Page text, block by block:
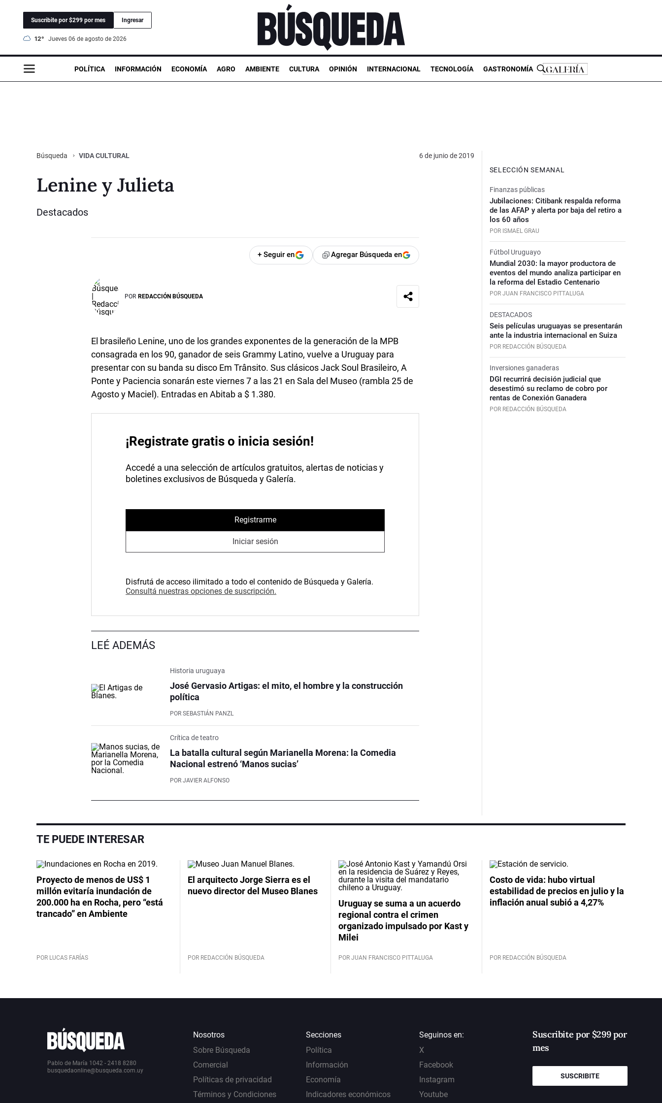
Suscribite por $299 por mes Ingresar
12° jueves 06 de agosto de 2026
POLÍTICA INFORMACIÓN ECONOMÍA AGRO AMBIENTE CULTURA OPINIÓN INTERNACIONAL TECNOLOGÍA GASTRONOMÍA
Búsqueda VIDA CULTURAL 6 de junio de 2019
Lenine y Julieta
Destacados
+ Seguir en Agregar Búsqueda en
POR REDACCIÓN BÚSQUEDA
El brasileño Lenine, uno de los grandes exponentes de la generación de la MPB
consagrada en los 90, ganador de seis Grammy Latino, vuelve a Uruguay para
presentar con su banda su disco Em Trânsito. Sus clásicos Jack Soul Brasileiro, A
Ponte y Paciencia sonarán este viernes 7 a las 21 en Sala del Museo (rambla 25 de
Agosto y Maciel). Entradas en Abitab a $ 1.380.
¡Registrate gratis o inicia sesión!
Accedé a una selección de artículos gratuitos, alertas de noticias y
boletines exclusivos de Búsqueda y Galería.
Registrarme
Iniciar sesión
Disfrutá de acceso ilimitado a todo el contenido de Búsqueda y Galería.
Consultá nuestras opciones de suscripción.
LEÉ ADEMÁS
Historia uruguaya
José Gervasio Artigas: el mito, el hombre y la construcción
política
POR SEBASTIÁN PANZL
Crítica de teatro
La batalla cultural según Marianella Morena: la Comedia
Nacional estrenó ‘Manos sucias’
POR JAVIER ALFONSO
SELECCIÓN SEMANAL
Finanzas públicas
Jubilaciones: Citibank respalda reforma
de las AFAP y alerta por baja del retiro a
los 60 años
POR ISMAEL GRAU
Fútbol Uruguayo
Mundial 2030: la mayor productora de
eventos del mundo analiza participar en
la reforma del Estadio Centenario
POR JUAN FRANCISCO PITTALUGA
DESTACADOS
Seis películas uruguayas se presentarán
ante la industria internacional en Suiza
POR REDACCIÓN BÚSQUEDA
Inversiones ganaderas
DGI recurrirá decisión judicial que
desestimó su reclamo de cobro por
rentas de Conexión Ganadera
POR REDACCIÓN BÚSQUEDA
TE PUEDE INTERESAR
Proyecto de menos de US$ 1
millón evitaría inundación de
200.000 ha en Rocha, pero “está
trancado” en Ambiente
POR LUCAS FARÍAS
El arquitecto Jorge Sierra es el
nuevo director del Museo Blanes
POR REDACCIÓN BÚSQUEDA
Uruguay se suma a un acuerdo
regional contra el crimen
organizado impulsado por Kast y
Milei
POR JUAN FRANCISCO PITTALUGA
Costo de vida: hubo virtual
estabilidad de precios en julio y la
inflación anual subió a 4,27%
POR REDACCIÓN BÚSQUEDA
Pablo de María 1042 - 2418 8280
busquedaonline@busqueda.com.uy
Nosotros
Sobre Búsqueda
Comercial
Políticas de privacidad
Términos y Condiciones
Secciones
Política
Información
Economía
Indicadores económicos
Seguinos en:
X
Facebook
Instagram
Youtube
Suscribite por $299 por
mes
SUSCRIBITE